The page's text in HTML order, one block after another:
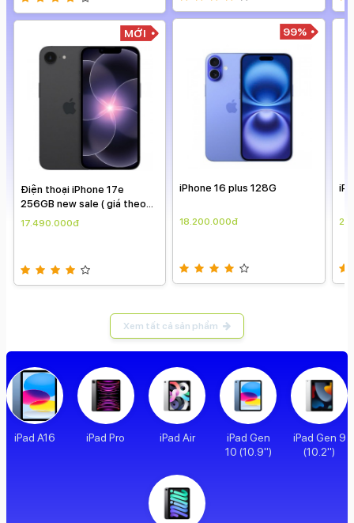
theo
iPhone 16 plus 128G
18.200.000đ
iPhone 16 Promax 256G
24.900.000đ
Xem tất cả sản phẩm
iPad A16 iPad Pro iPad Air
iPad Gen
10 (10.9")
iPad Gen 9
(10.2")